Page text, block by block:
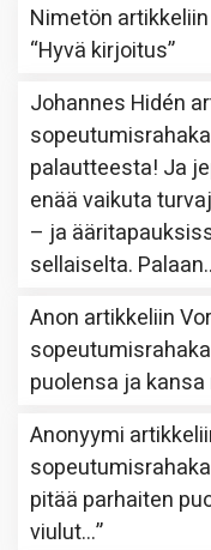
Nimetön artikkeliin
“Hyvä kirjoitus”
Johannes Hidén
palautteesta! Ja
enää vaikuta
– ja
sellaiselta.
Anon artikkeliin
puolensa ja
Anonyymi
pitää parhaiten
viulut…”